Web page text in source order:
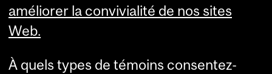
améliorer la convivialité de nos sites
Web.
À quels types de témoins consentez-